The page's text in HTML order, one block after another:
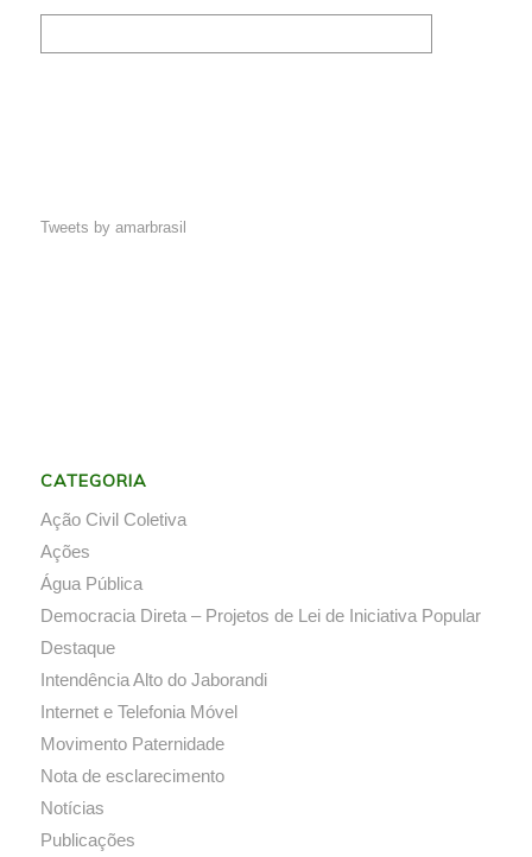
Tweets by amarbrasil
CATEGORIA
Ação Civil Coletiva
Ações
Água Pública
Democracia Direta – Projetos de Lei de Iniciativa Popular
Destaque
Intendência Alto do Jaborandi
Internet e Telefonia Móvel
Movimento Paternidade
Nota de esclarecimento
Notícias
Publicações